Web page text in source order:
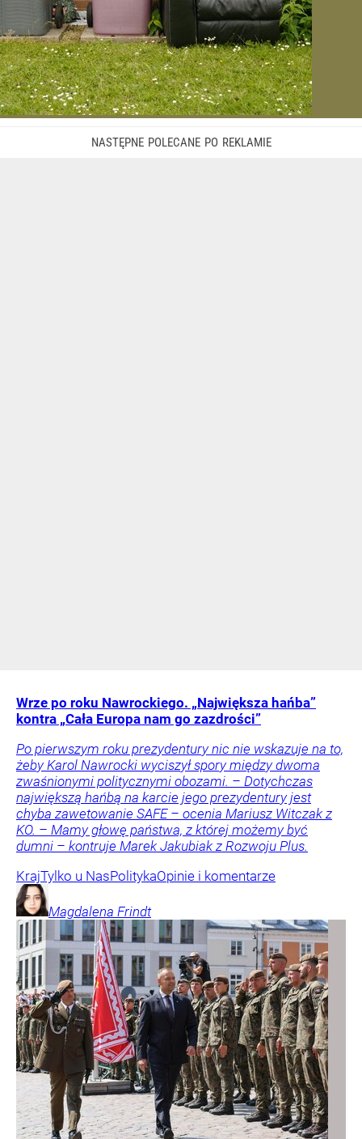
Wrze po roku Nawrockiego. „Największa hańba”
kontra „Cała Europa nam go zazdrości”
Po pierwszym roku prezydentury nic nie wskazuje na to,
żeby Karol Nawrocki wyciszył spory między dwoma
zwaśnionymi politycznymi obozami. – Dotychczas
największą hańbą na karcie jego prezydentury jest
chyba zawetowanie SAFE – ocenia Mariusz Witczak z
KO. – Mamy głowę państwa, z której możemy być
dumni – kontruje Marek Jakubiak z Rozwoju Plus.
KrajTylko u NasPolitykaOpinie i komentarze
Magdalena Frindt